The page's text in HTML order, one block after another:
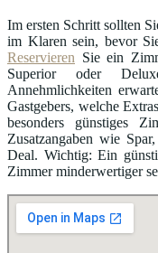
Im ersten Schritt sollten
im Klaren sein, bevor
Reservieren Sie ein
Superior oder
Annehmlichkeiten
Gastgebers, welche
besonders günstiges
Zusatzangaben wie
Deal. Wichtig: Ein
Zimmer minderwertiger